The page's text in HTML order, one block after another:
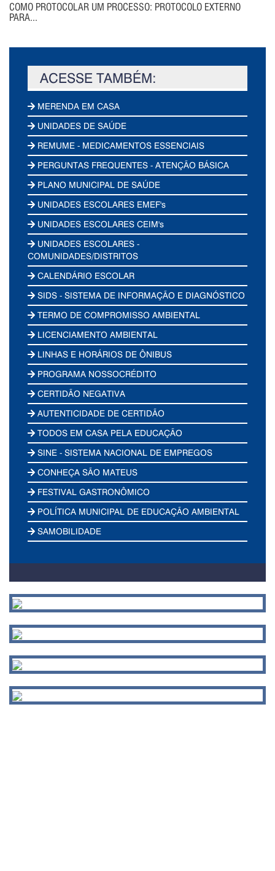
COMO PROTOCOLAR UM PROCESSO: PROTOCOLO EXTERNO
PARA...
ACESSE TAMBÉM:
MERENDA EM CASA
UNIDADES DE SAÚDE
REMUME - MEDICAMENTOS ESSENCIAIS
PERGUNTAS FREQUENTES - ATENÇÃO BÁSICA
PLANO MUNICIPAL DE SAÚDE
UNIDADES ESCOLARES EMEF's
UNIDADES ESCOLARES CEIM's
UNIDADES ESCOLARES -
COMUNIDADES/DISTRITOS
CALENDÁRIO ESCOLAR
SIDS - SISTEMA DE INFORMAÇÃO E DIAGNÓSTICO
TERMO DE COMPROMISSO AMBIENTAL
LICENCIAMENTO AMBIENTAL
LINHAS E HORÁRIOS DE ÔNIBUS
PROGRAMA NOSSOCRÉDITO
CERTIDÃO NEGATIVA
AUTENTICIDADE DE CERTIDÃO
TODOS EM CASA PELA EDUCAÇÃO
SINE - SISTEMA NACIONAL DE EMPREGOS
CONHEÇA SÃO MATEUS
FESTIVAL GASTRONÔMICO
POLÍTICA MUNICIPAL DE EDUCAÇÃO AMBIENTAL
SAMOBILIDADE